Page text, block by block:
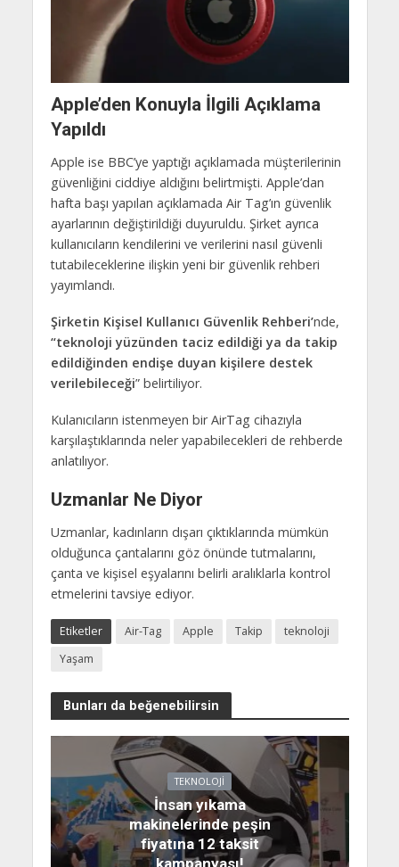
Apple’den Konuyla İlgili Açıklama
Yapıldı
Apple ise BBC’ye yaptığı açıklamada müşterilerinin
güvenliğini ciddiye aldığını belirtmişti. Apple’dan
hafta başı yapılan açıklamada Air Tag’ın güvenlik
ayarlarının değiştirildiği duyuruldu. Şirket ayrıca
kullanıcıların kendilerini ve verilerini nasıl güvenli
tutabileceklerine ilişkin yeni bir güvenlik rehberi
yayımlandı.
Şirketin Kişisel Kullanıcı Güvenlik Rehberi’nde,
“teknoloji yüzünden taciz edildiği ya da takip
edildiğinden endişe duyan kişilere destek
verilebileceği” belirtiliyor.
Kulanıcıların istenmeyen bir AirTag cihazıyla
karşılaştıklarında neler yapabilecekleri de rehberde
anlatılıyor.
Uzmanlar Ne Diyor
Uzmanlar, kadınların dışarı çıktıklarında mümkün
olduğunca çantalarını göz önünde tutmalarını,
çanta ve kişisel eşyalarını belirli aralıklarla kontrol
etmelerini tavsiye ediyor.
Etiketler Air-Tag Apple Takip
teknoloji
Yaşam
Bunları da beğenebilirsin
TEKNOLOJI
İnsan yıkama
makinelerinde peşin
fiyatına 12 taksit